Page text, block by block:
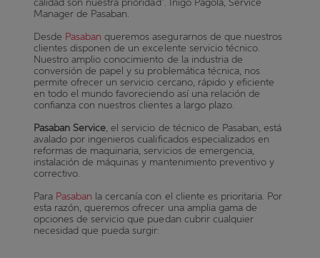
calidad son nuestra prioridad”. Iñigo Pagola, Service
Manager de Pasaban.
Desde Pasaban queremos asegurarnos de que nuestros
clientes disponen de un excelente servicio técnico.
Nuestro amplio conocimiento de la industria de
conversión de papel y su problemática técnica, nos
permite ofrecer un servicio cercano, rápido y eficiente
en todo el mundo favoreciendo así una relación de
confianza con nuestros clientes a largo plazo.
Pasaban Service, el servicio de técnico de Pasaban, está
avalado por ingenieros cualificados especializados en
reformas de maquinaria, servicios de emergencia,
instalación de máquinas y mantenimiento preventivo y
correctivo.
Para Pasaban la cercanía con el cliente es prioritaria. Por
esta razón, queremos ofrecer una amplia gama de
opciones de servicio que puedan cubrir cualquier
necesidad que pueda surgir: